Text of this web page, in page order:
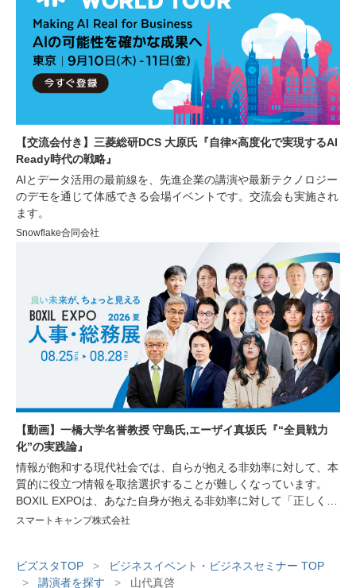
【交流会付き】三菱総研DCS 大原氏『自律×高度化で実現するAI
Ready時代の戦略』
AIとデータ活用の最前線を、先進企業の講演や最新テクノロジー
のデモを通じて体感できる会場イベントです。交流会も実施され
ます。
Snowflake合同会社
【動画】一橋大学名誉教授 守島氏,エーザイ真坂氏『“全員戦力
化”の実践論』
情報が飽和する現代社会では、自らが抱える非効率に対して、本
質的に役立つ情報を取捨選択することが難しくなっています。
BOXIL EXPOは、あなた自身が抱える非効率に対して「正しく」
「シンプル」な情報を提供し、非効率の解消や生産性の向上をサ
り、業務効率化に繋がる講演をはじめ、様々な非効率を解消する
サービスが紹介されるセミナーや、サービスを比較できる機会を
スマートキャンプ株式会社
ビズスタTOP >
ビジネスイベント・ビジネスセミナー TOP
>
講演者を探す > 山代真啓